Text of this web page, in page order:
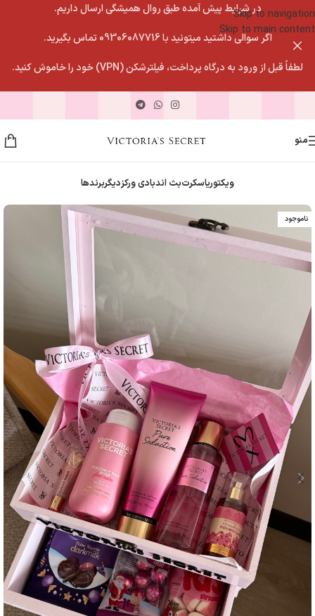
Skip to navigation
Skip to main content
در شرایط پیش آمده طبق روال همیشگی ارسال داریم.
اگر سوالی داشتید میتونید با 09306087716 تماس بگیرید.
لطفاً قبل از ورود به درگاه پرداخت، فیلترشکن (VPN) خود را خاموش کنید.
منو
ویکتوریاسکرتبث اندبادی ورکزدیگربرندها
ناموجود